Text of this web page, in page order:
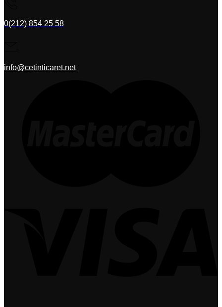
0(212) 854 25 58
info@cetinticaret.net